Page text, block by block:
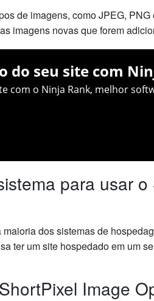
de imagens, como JPEG,
imagens novas que forem
do seu site com
com o Ninja Rank, melhor
para usar
dos sistemas de
ter um site hospedado em um
Image